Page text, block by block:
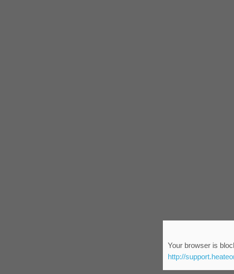
Your browser is
http://